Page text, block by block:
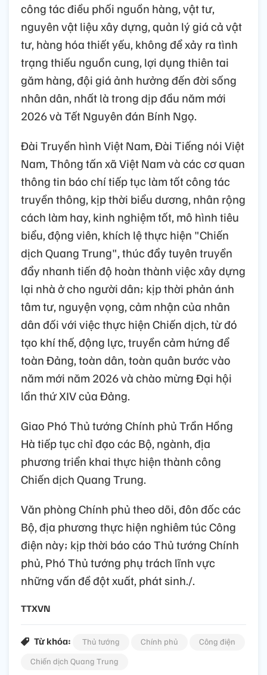
công tác điều phối nguồn hàng, vật tư,
nguyên vật liệu xây dựng, quản lý giá cả vật
tư, hàng hóa thiết yếu, không để xảy ra tình
trạng thiếu nguồn cung, lợi dụng thiên tai
găm hàng, đội giá ảnh hưởng đến đời sống
nhân dân, nhất là trong dịp đầu năm mới
2026 và Tết Nguyên đán Bính Ngọ.
Đài Truyền hình Việt Nam, Đài Tiếng nói Việt
Nam, Thông tấn xã Việt Nam và các cơ quan
thông tin báo chí tiếp tục làm tốt công tác
truyền thông, kịp thời biểu dương, nhân rộng
cách làm hay, kinh nghiệm tốt, mô hình tiêu
biểu, động viên, khích lệ thực hiện "Chiến
dịch Quang Trung", thúc đẩy tuyên truyền
đẩy nhanh tiến độ hoàn thành việc xây dựng
lại nhà ở cho người dân; kịp thời phản ánh
tâm tư, nguyện vọng, cảm nhận của nhân
dân đối với việc thực hiện Chiến dịch, từ đó
tạo khí thế, động lực, truyền cảm hứng để
toàn Đảng, toàn dân, toàn quân bước vào
năm mới năm 2026 và chào mừng Đại hội
lần thứ XIV của Đảng.
Giao Phó Thủ tướng Chính phủ Trần Hồng
Hà tiếp tục chỉ đạo các Bộ, ngành, địa
phương triển khai thực hiện thành công
Chiến dịch Quang Trung.
Văn phòng Chính phủ theo dõi, đôn đốc các
Bộ, địa phương thực hiện nghiêm túc Công
điện này; kịp thời báo cáo Thủ tướng Chính
phủ, Phó Thủ tướng phụ trách lĩnh vực
những vấn đề đột xuất, phát sinh./.
TTXVN
Từ khóa: Thủ tướng Chính phủ
Công điện
Chiến dịch Quang Trung